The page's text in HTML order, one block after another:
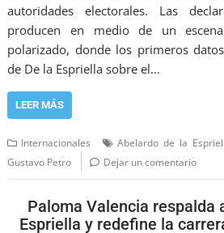
autoridades electorales. Las
producen en medio de un
polarizado, donde los primeros
de De la Espriella sobre el…
LEER MÁS
Internacionales Abelardo de la
Gustavo Petro Dejar un comentario
Paloma Valencia respalda
Espriella y redefine la